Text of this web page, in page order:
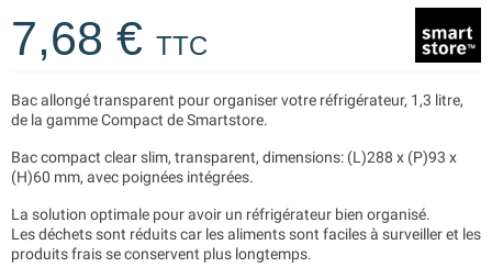
7,68 € TTC
Bac allongé transparent pour organiser votre réfrigérateur, 1,3 litre,
de la gamme Compact de Smartstore.
Bac compact clear slim, transparent, dimensions: (L)288 x (P)93 x
(H)60 mm, avec poignées intégrées.
La solution optimale pour avoir un réfrigérateur bien organisé.
Les déchets sont réduits car les aliments sont faciles à surveiller et les
produits frais se conservent plus longtemps.